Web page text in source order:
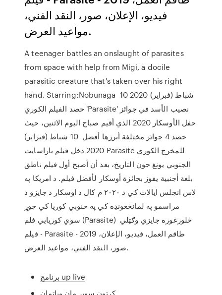
فيديو، الإعلان، صور، النقد الفني،
مواعيد العرض.
A teenager battles an onslaught of parasites
from space with help from Migi, a docile
parasitic creature that's taken over his right
hand. Starring:Nobunaga 10 شباط (فبراير) 2020
حصد الفيلم الكوري 'Parasite' نصيب الأسد في جوائز
حفل الأوسكار 2020 الذي أقيم صباح اليوم الاثنين، حيث
حصد 4 جوائز مختلفة أبرزها أفضل 10 شباط (فبراير)
2020 دخل فيلم باراسايت Parasite للمخرج الكوري
الجنوبي يونغ جون التاريخ، بعد أن أصبح أول فيلم ناطق
بلغة أجنبية يفوز بجائزة أوسكار لأفضل فيلم. د امریکا په
لاس انجلس ایالات کي د ۲۰۲۰ م کال د اوسکار د جایزو د
مراسمو په لمانځغونډه کي په حنوبي کوریا کي جوړ
سوي کوریایي فلم (Parasite) څلورغوره جایزي وګټلي
فيلم - Parasite - 2019 طاقم العمل، فيديو، الإعلان،
صور، النقد الفني، مواعيد العرض.
برنامج up live
كرتون سوبر مان وباتمان